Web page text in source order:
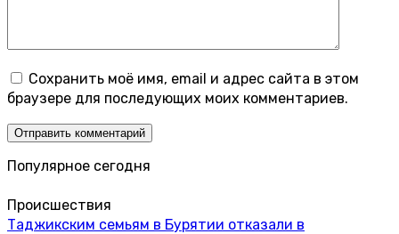
Сохранить моё имя, email и адрес сайта в этом
браузере для последующих моих комментариев.
Популярное сегодня
Происшествия
Таджикским семьям в Бурятии отказали в